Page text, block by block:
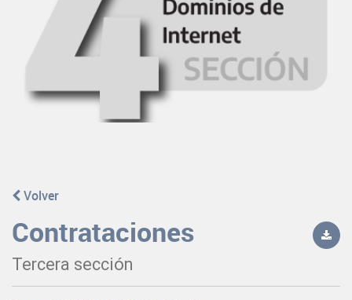
Volver
Contrataciones
Tercera sección